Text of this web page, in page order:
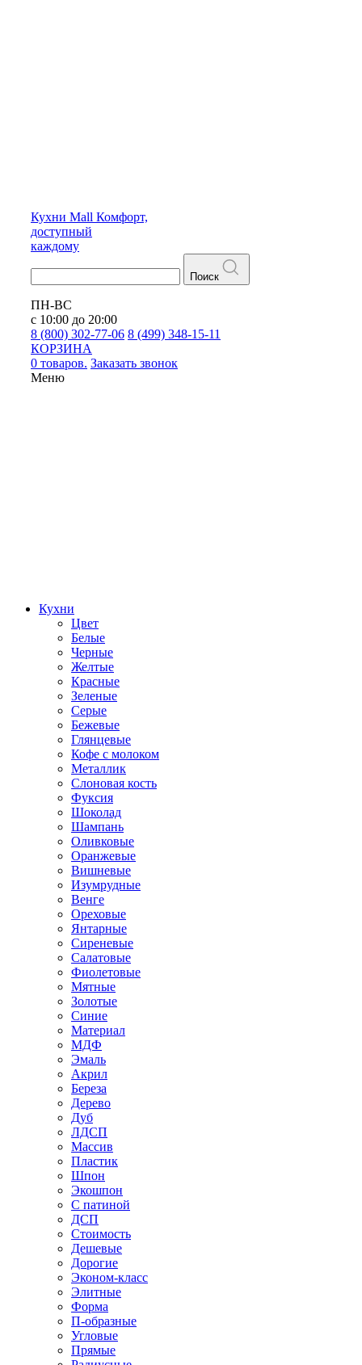
Кухни Mall Комфорт,
доступный
каждому
Поиск
ПН-ВС
с 10:00 до 20:00
8 (800) 302-77-06 8 (499) 348-15-11
КОРЗИНА
0 товаров. Заказать звонок
Меню
Кухни
Цвет
Белые
Черные
Желтые
Красные
Зеленые
Серые
Бежевые
Глянцевые
Кофе с молоком
Металлик
Слоновая кость
Фуксия
Шоколад
Шампань
Оливковые
Оранжевые
Вишневые
Изумрудные
Венге
Ореховые
Янтарные
Сиреневые
Салатовые
Фиолетовые
Мятные
Золотые
Синие
Материал
МДФ
Эмаль
Акрил
Береза
Дерево
Дуб
ЛДСП
Массив
Пластик
Шпон
Экошпон
С патиной
ДСП
Стоимость
Дешевые
Дорогие
Эконом-класс
Элитные
Форма
П-образные
Угловые
Прямые